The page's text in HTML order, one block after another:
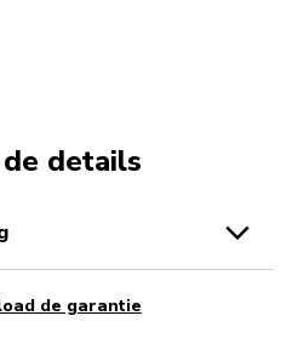
details
de garantie